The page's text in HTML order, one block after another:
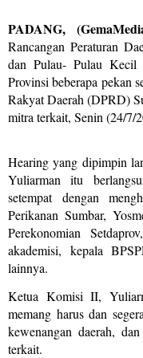
PADANG,
Rancangan Peraturan
dan Pulau- Pulau Kecil
Provinsi beberapa pekan
Rakyat Daerah (DPRD)
mitra terkait, Senin (24/7/
Hearing yang dipimpin
Yuliarman itu
setempat dengan
Perikanan Sumbar,
Perekonomian
akademisi, kepala
lainnya.
Ketua Komisi II,
memang harus dan
kewenangan daerah,
terkait.